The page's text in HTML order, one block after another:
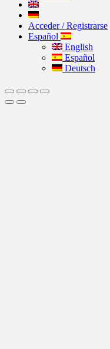
Acceder / Registrarse
Español
English
Español
Deutsch